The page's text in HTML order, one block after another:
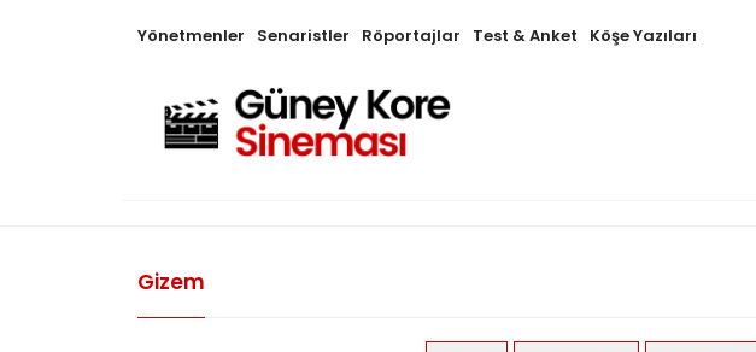
Yönetmenler Senaristler Röportajlar Test & Anket Köşe Yazıları
Gizem